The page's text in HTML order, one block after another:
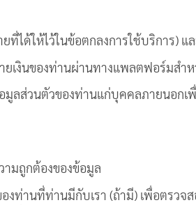
ที่ได้ให้ไว้ในข้อตกลงการใช้บริการ)
เงินของท่านผ่านทางแพลตฟอร์มสำ
ลส่วนตัวของท่านแก่บุคคลภายนอกเ
มถูกต้องของข้อมูล
ท่านที่ท่านมีกับเรา (ถ้ามี) เพื่อตรวจ